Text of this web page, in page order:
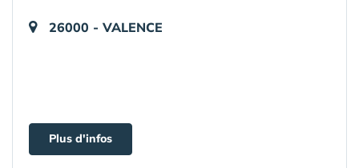
26000 - VALENCE
Plus d'infos